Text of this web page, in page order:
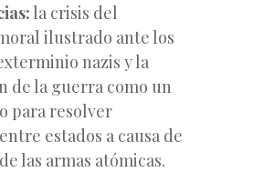
la crisis del
ilustrado ante los
nazis y la
de la guerra como un
para resolver
estados a causa de
las armas atómicas.